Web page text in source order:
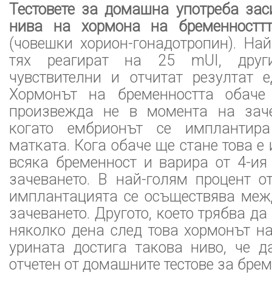
Тестовете за домашна употреба
нива на хормона на
(човешки хорион-гонадотропин).
тях реагират на 25 mUI,
чувствителни и отчитат
Хормонът на бременността
произвежда не в момента на
когато ембрионът се
матката. Кога обаче ще стане това
всяка бременност и варира от 4-
зачеването. В най-голям процент
имплантацията се осъществява
зачеването. Другото, което трябва
няколко дена след това хормонът
урината достига такова ниво, че
отчетен от домашните тестове за